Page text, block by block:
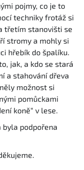
pojmy, co je to
techniky frotáž si
třetím stanovišti se
stromy a mohly si
hřebík do špalíku.
jak, a kdo se stará
a stahování dřeva
možnost si
pomůckami
koně“ v lese.
byla podpořena